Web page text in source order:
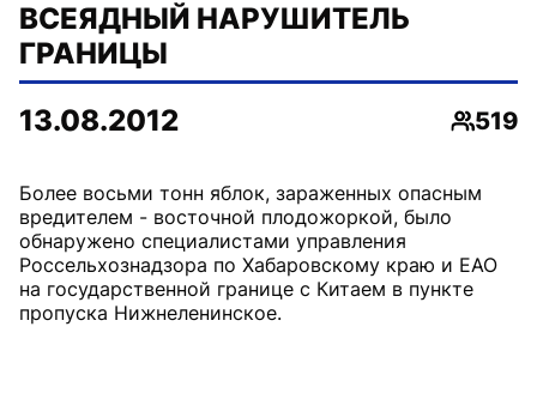
ВСЕЯДНЫЙ НАРУШИТЕЛЬ
ГРАНИЦЫ
13.08.2012
519
Более восьми тонн яблок, зараженных опасным
вредителем - восточной плодожоркой, было
обнаружено специалистами управления
Россельхознадзора по Хабаровскому краю и ЕАО
на государственной границе с Китаем в пункте
пропуска Нижнеленинское.